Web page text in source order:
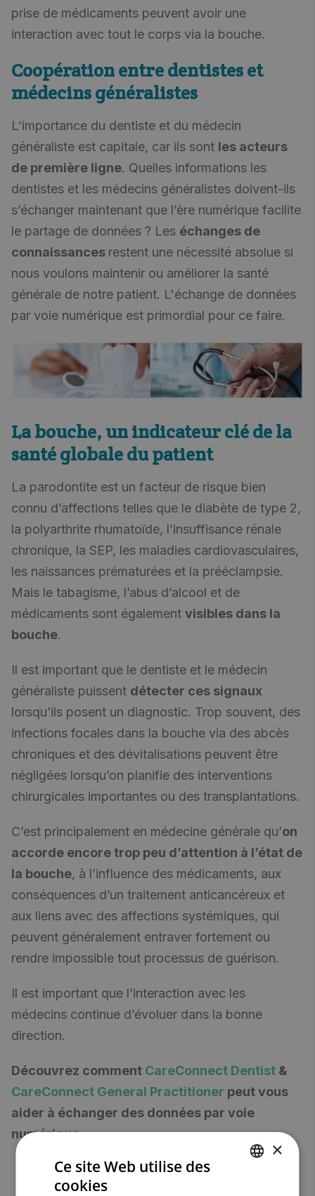
prise de médicaments peuvent avoir une
interaction avec tout le corps via la bouche.
Coopération entre dentistes et
médecins généralistes
L’importance du dentiste et du médecin
généraliste est capitale, car ils sont les acteurs
de première ligne. Quelles informations les
dentistes et les médecins généralistes doivent-ils
s’échanger maintenant que l’ère numérique facilite
le partage de données ? Les échanges de
connaissances restent une nécessité absolue si
nous voulons maintenir ou améliorer la santé
générale de notre patient. L'échange de données
par voie numérique est primordial pour ce faire.
La bouche, un indicateur clé de la
santé globale du patient
La parodontite est un facteur de risque bien
connu d’affections telles que le diabète de type 2,
la polyarthrite rhumatoïde, l’insuffisance rénale
chronique, la SEP, les maladies cardiovasculaires,
les naissances prématurées et la prééclampsie.
Mais le tabagisme, l’abus d’alcool et de
médicaments sont également visibles dans la
bouche.
Il est important que le dentiste et le médecin
généraliste puissent détecter ces signaux
lorsqu’ils posent un diagnostic. Trop souvent, des
infections focales dans la bouche via des abcès
chroniques et des dévitalisations peuvent être
négligées lorsqu’on planifie des interventions
chirurgicales importantes ou des transplantations.
C’est principalement en médecine générale qu’on
accorde encore trop peu d’attention à l’état de
la bouche, à l’influence des médicaments, aux
conséquences d’un traitement anticancéreux et
aux liens avec des affections systémiques, qui
peuvent généralement entraver fortement ou
rendre impossible tout processus de guérison.
Il est important que l’interaction avec les
médecins continue d’évoluer dans la bonne
direction.
Découvrez comment CareConnect Dentist &
CareConnect General Practitioner peut vous
aider à échanger des données par voie
numérique.
×
Ce site Web utilise des
cookies